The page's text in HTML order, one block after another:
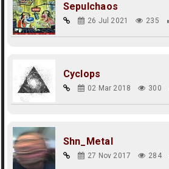
Sepulchaos
26 Jul 2021 235
Cyclops
02 Mar 2018 300
Shn_Metal
27 Nov 2017 284